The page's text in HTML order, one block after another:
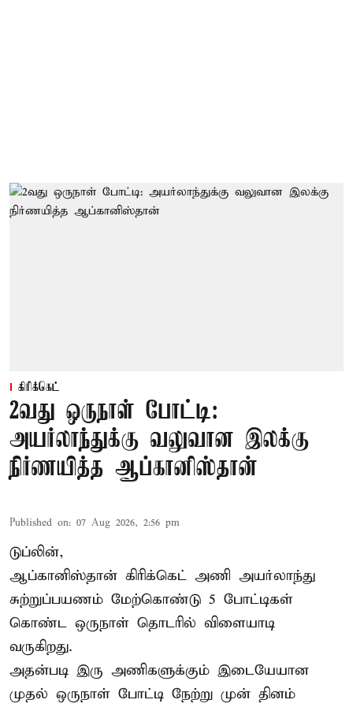
கிரிக்கெட்
2வது ஒருநாள் போட்டி:
அயர்லாந்துக்கு வலுவான இலக்கு
நிர்ணயித்த ஆப்கானிஸ்தான்
Published on: 07 Aug 2026, 2:56 pm
டுப்லின்,
ஆப்கானிஸ்தான் கிரிக்கெட் அணி அயர்லாந்து
சுற்றுப்பயணம் மேற்கொண்டு 5 போட்டிகள்
கொண்ட ஒருநாள் தொடரில் விளையாடி
வருகிறது.
அதன்படி இரு அணிகளுக்கும் இடையேயான
முதல் ஒருநாள் போட்டி நேற்று முன் தினம்